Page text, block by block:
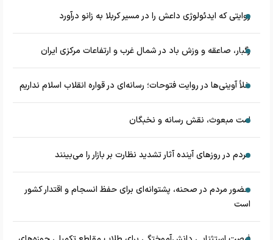
روایتی که ایدئولوژی داعش را در مسیر کربلا به زانو درآورد
رگبار، صاعقه و وزش باد در شمال غرب و ارتفاعات مرکزی ایران
خلأ آوینی‌ها در روایت فتوحات؛ رسانه‌ای در قواره انقلاب اسلام نداریم
امت مبعوث، نقش رسانه و نخبگان
مردم در روزهای آینده آثار تشدید نظارت بر بازار را می‌بینند
حضور مردم در صحنه، پشتوانه‌ای برای حفظ انسجام و اقتدار کشور
است